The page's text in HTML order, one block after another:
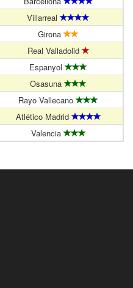
Villarreal
Girona
Real Valladolid
Espanyol
Osasuna
Rayo Vallecano
Atlético Madrid
Valencia